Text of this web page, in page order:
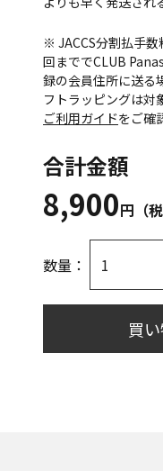
※ JACCS分割払手
回まででCLUB
録の会員住所に送る
フトラッピングは対
ご利用ガイドをご確
合計金額
8,900円（税
数量：
買